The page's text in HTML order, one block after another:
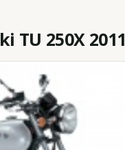
TU 250X 2011